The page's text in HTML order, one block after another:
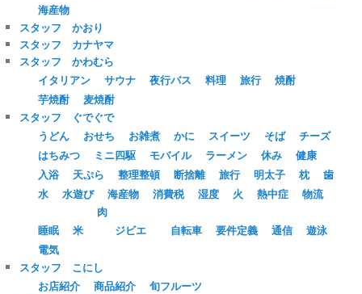
海産物
スタッフ かおり
スタッフ カナヤマ
スタッフ かわむら
イタリアン
サウナ 夜行バス 料理 旅行
焼酎
芋焼酎
麦焼酎
スタッフ ぐでぐで
うどん
おせち お雑煮 かに スイーツ そば
チーズ
はちみつ
ミニ四駆 モバイル ラーメン 休み
健康
入浴
天ぷら 整理整頓 断捨離 旅行 明太子 枕
歯
水
水遊び 海産物 消費税 湿度 火 熱中症 物流
睡眠 米
肉
ジビエ
自転車 要件定義 通信
遊泳
電気
スタッフ こにし
お店紹介
商品紹介
旬フルーツ